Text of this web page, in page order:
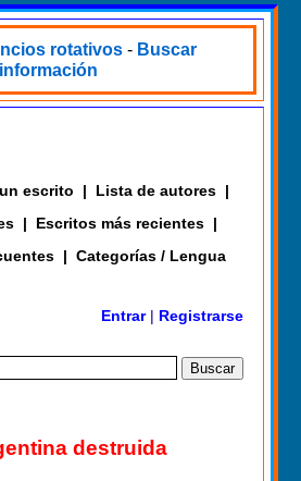
rotativos- Buscar
información
escrito | Lista de autores |
| Escritos más recientes |
| Categorías / Lengua
Entrar| Registrarse
destruida